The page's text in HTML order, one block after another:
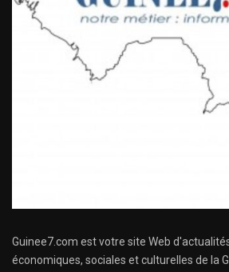
Guinee7.com est votre site Web
économiques, sociales et culturelles de la